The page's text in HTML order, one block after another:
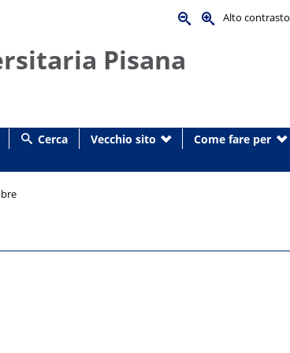
Alto contrasto
Pisana
Cerca Vecchio sito Come fare per